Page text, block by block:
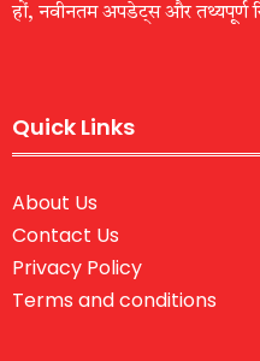
हों, नवीनतम अपडेट्स और तथ्यपूर्ण
Quick Links
About Us
Contact Us
Privacy Policy
Terms and conditions